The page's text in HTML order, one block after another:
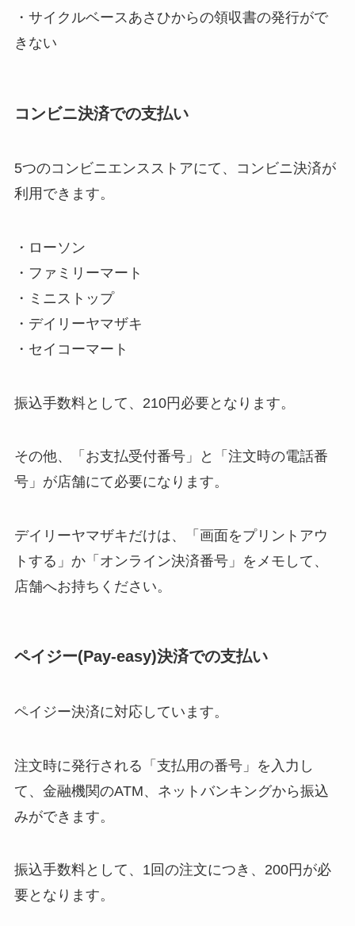
・サイクルベースあさひからの領収書の発行がで
きない
コンビニ決済での支払い
5つのコンビニエンスストアにて、コンビニ決済が
利用できます。
・ローソン
・ファミリーマート
・ミニストップ
・デイリーヤマザキ
・セイコーマート
振込手数料として、210円必要となります。
その他、「お⽀払受付番号」と「注⽂時の電話番
号」が店舗にて必要になります。
デイリーヤマザキだけは、「画⾯をプリントアウ
トする」か「オンライン決済番号」をメモして、
店舗へお持ちください。
ペイジー(Pay-easy)決済での支払い
ペイジー決済に対応しています。
注文時に発行される「支払用の番号」を入力し
て、金融機関のATM、ネットバンキングから振込
みができます。
振込手数料として、1回の注文につき、200円が必
要となります。